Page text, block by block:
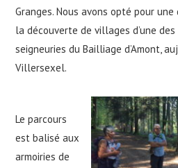
Granges. Nous avons opté pour
la découverte de villages d’une
seigneuries du Bailliage d’Amont,
Villersexel.
Le parcours
est balisé aux
armoiries de